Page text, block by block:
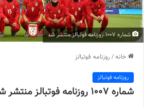
شماره 1007 روزنامه فوتبالز منتشر شد
خانه/روزنامه فوتبالز
روزنامه فوتبالز
شماره 1007 روزنامه فوتبالز منتشر شد